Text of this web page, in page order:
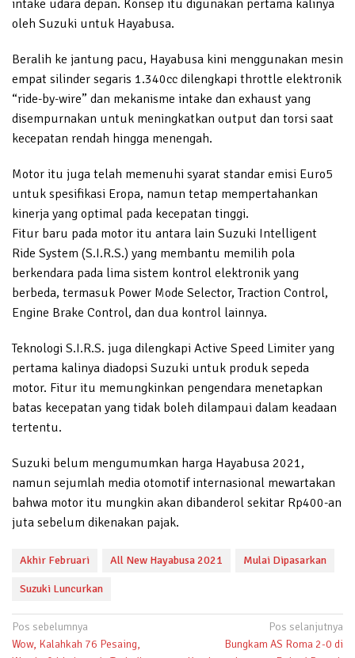
intake udara depan. Konsep itu digunakan pertama kalinya
oleh Suzuki untuk Hayabusa.
Beralih ke jantung pacu, Hayabusa kini menggunakan mesin
empat silinder segaris 1.340cc dilengkapi throttle elektronik
“ride-by-wire” dan mekanisme intake dan exhaust yang
disempurnakan untuk meningkatkan output dan torsi saat
kecepatan rendah hingga menengah.
Motor itu juga telah memenuhi syarat standar emisi Euro5
untuk spesifikasi Eropa, namun tetap mempertahankan
kinerja yang optimal pada kecepatan tinggi.
Fitur baru pada motor itu antara lain Suzuki Intelligent
Ride System (S.I.R.S.) yang membantu memilih pola
berkendara pada lima sistem kontrol elektronik yang
berbeda, termasuk Power Mode Selector, Traction Control,
Engine Brake Control, dan dua kontrol lainnya.
Teknologi S.I.R.S. juga dilengkapi Active Speed Limiter yang
pertama kalinya diadopsi Suzuki untuk produk sepeda
motor. Fitur itu memungkinkan pengendara menetapkan
batas kecepatan yang tidak boleh dilampaui dalam keadaan
tertentu.
Suzuki belum mengumumkan harga Hayabusa 2021,
namun sejumlah media otomotif internasional mewartakan
bahwa motor itu mungkin akan dibanderol sekitar Rp400-an
juta sebelum dikenakan pajak.
Akhir Februari All New Hayabusa 2021 Mulai Dipasarkan
Suzuki Luncurkan
Navigasi
pos
Pos sebelumnya
Wow, Kalahkah 76 Pesaing,
Pos selanjutnya
Bungkam AS Roma 2-0 di